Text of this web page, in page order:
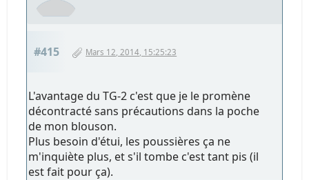
#415 Mars 12, 2014, 15:25:23
L'avantage du TG-2 c'est que je le promène
décontracté sans précautions dans la poche
de mon blouson.
Plus besoin d'étui, les poussières ça ne
m'inquiète plus, et s'il tombe c'est tant pis (il
est fait pour ça).